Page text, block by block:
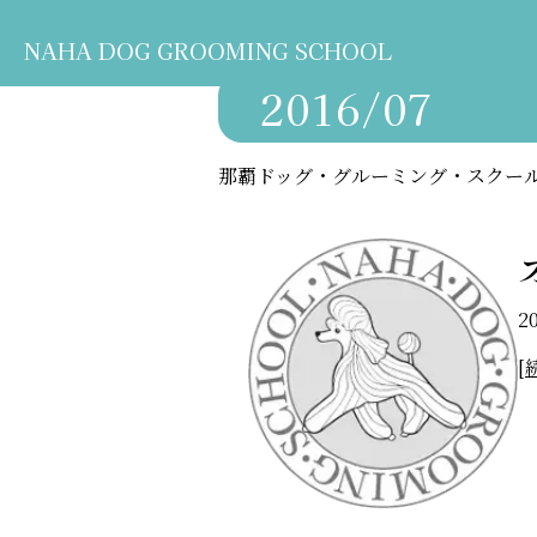
NAHA DOG GROOMING SCHOOL
2016/07
那覇ドッグ・グルーミング・スクー
[